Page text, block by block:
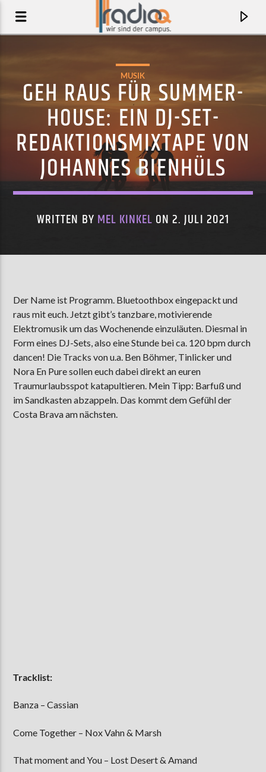
AKTUELLER TRACK
ARCTIC MONKEYS
AKTUELLE SENDUNG
MOEBIUS
00:00 09:00
Münster 90,9 MHz Steinfurt 103,9 MHz
MUSIK
GEH RAUS FÜR SUMMER-
HOUSE: EIN DJ-SET-
REDAKTIONSMIXTAPE VON
JOHANNES BIENHÜLS
WRITTEN BY MEL KINKEL ON 2. JULI 2021
Der Name ist Programm. Bluetoothbox eingepackt und
raus mit euch. Jetzt gibt’s tanzbare, motivierende
Elektromusik um das Wochenende einzuläuten. Diesmal in
Form eines DJ-Sets, also eine Stunde bei ca. 120 bpm durch
dancen! Die Tracks von u.a. Ben Böhmer, Tinlicker und
Nora En Pure sollen euch dabei direkt an euren
Traumurlaubsspot katapultieren. Mein Tipp: Barfuß und
im Sandkasten abzappeln. Das kommt dem Gefühl der
Costa Brava am nächsten.
Tracklist:
Banza – Cassian
Come Together – Nox Vahn & Marsh
That moment and You – Lost Desert & Amand